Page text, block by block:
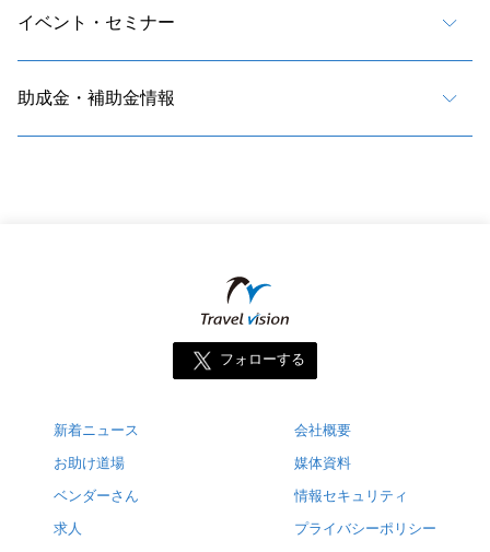
イベント・セミナー
助成金・補助金情報
フォローする
新着ニュース
お助け道場
ベンダーさん
求人
会社概要
媒体資料
情報セキュリティ
プライバシーポリシー